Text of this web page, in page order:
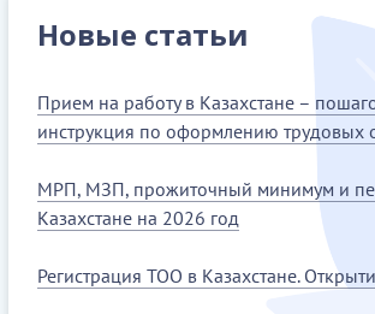
Новые статьи
Прием на работу в Казахстане –
инструкция по оформлению трудовых
МРП, МЗП, прожиточный минимум и
Казахстане на 2026 год
Регистрация ТОО в Казахстане.